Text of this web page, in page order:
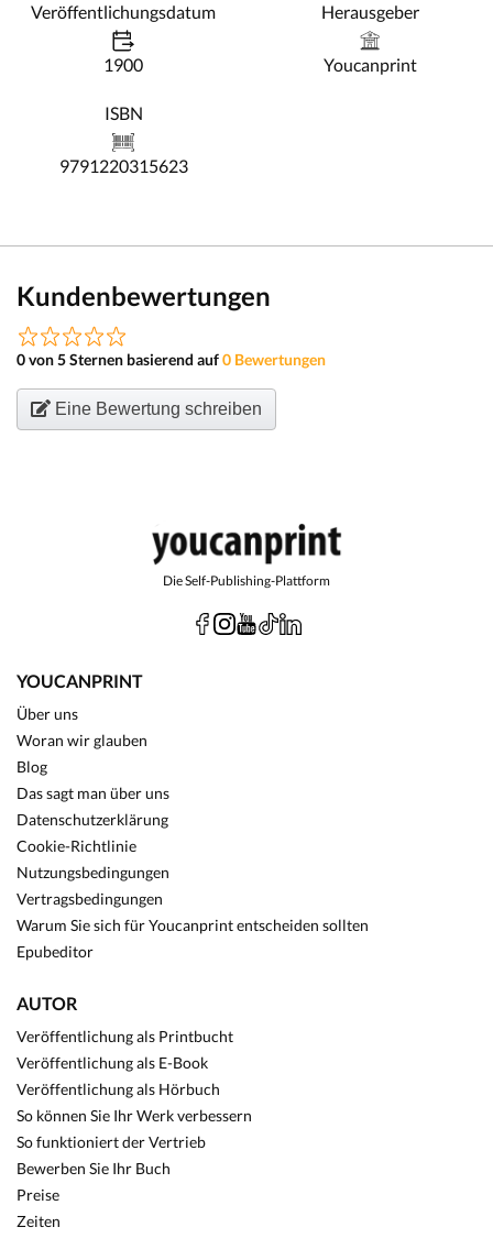
Veröffentlichungsdatum
1900
Herausgeber
Youcanprint
ISBN
9791220315623
Kundenbewertungen
0 von 5 Sternen basierend auf0 Bewertungen
Eine Bewertung schreiben
Die Self-Publishing-Plattform
YOUCANPRINT
Über uns
Woran wir glauben
Blog
Das sagt man über uns
Datenschutzerklärung
Cookie-Richtlinie
Nutzungsbedingungen
Vertragsbedingungen
Warum Sie sich für Youcanprint entscheiden sollten
Epubeditor
AUTOR
Veröffentlichung als Printbucht
Veröffentlichung als E-Book
Veröffentlichung als Hörbuch
So können Sie Ihr Werk verbessern
So funktioniert der Vertrieb
Bewerben Sie Ihr Buch
Preise
Zeiten